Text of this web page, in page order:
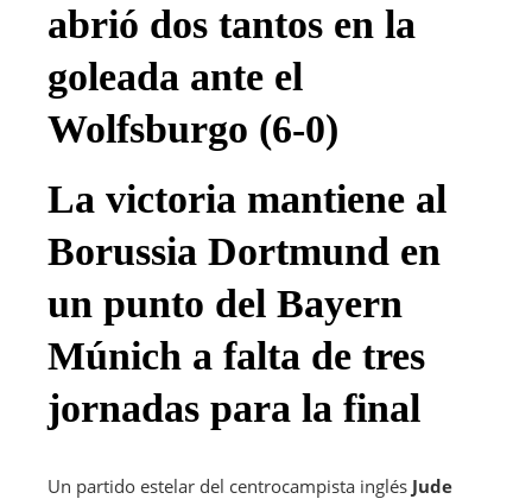
abrió dos tantos en la
goleada ante el
Wolfsburgo (6-0)
La victoria mantiene al
Borussia Dortmund en
un punto del Bayern
Múnich a falta de tres
jornadas para la final
Un partido estelar del centrocampista inglés Jude